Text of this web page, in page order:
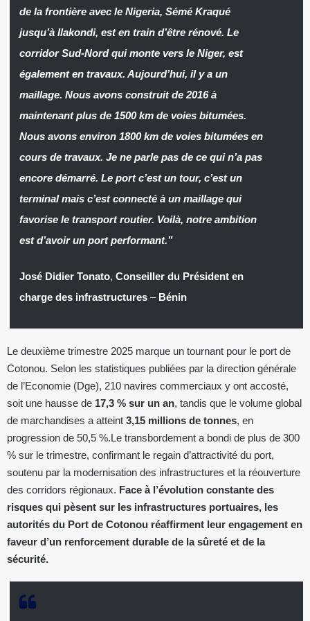
de la frontière avec le Nigeria, Sémé Kraqué
jusqu’à Ilakondi, est en train d’être rénové. Le
corridor Sud-Nord qui monte vers le Niger, est
également en travaux. Aujourd’hui, il y a un
maillage. Nous avons construit de 2016 à
maintenant plus de 1500 km de voies bitumées.
Nous avons environ 1800 km de voies bitumées en
cours de travaux. Je ne parle pas de ce qui n’a pas
encore démarré. Le port c’est un tour, c’est un
terminal mais c’est connecté à un maillage qui
favorise le transport routier. Voilà, notre ambition
est d’avoir un port performant.”
José Didier Tonato, Conseiller du Président en
charge des infrastructures– Bénin
Le deuxième trimestre 2025 marque un tournant pour le port de
Cotonou. Selon les statistiques publiées par la direction générale
de l’Economie (Dge), 210 navires commerciaux y ont accosté,
soit une hausse de 17,3 % sur un an, tandis que le volume global
de marchandises a atteint 3,15 millions de tonnes, en
progression de 50,5 %.Le transbordement a bondi de plus de 300
% sur le trimestre, confirmant le regain d’attractivité du port,
soutenu par la modernisation des infrastructures et la réouverture
des corridors régionaux. Face à l’évolution constante des
risques qui pèsent sur les infrastructures portuaires, les
autorités du Port de Cotonou réaffirment leur engagement en
faveur d’un renforcement durable de la sûreté et de la
sécurité.